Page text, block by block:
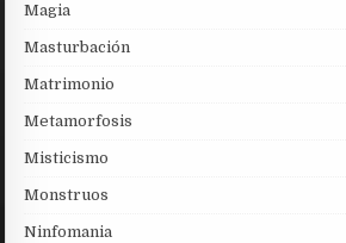
Magia
Masturbación
Matrimonio
Metamorfosis
Misticismo
Monstruos
Ninfomania